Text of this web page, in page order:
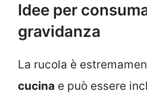
Idee per
gravidanza
La rucola è
cucina e può essere